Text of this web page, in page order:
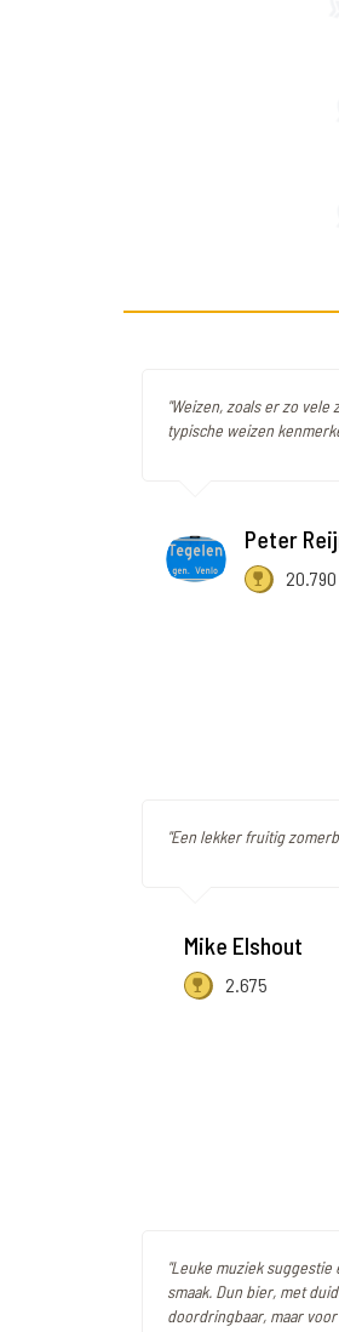
"Weizen, zoals er zo
typische weizen
Peter
20.790
"Een lekker fruitig
Mike Elshout
2.675
"Leuke muziek
smaak. Dun bier, met
doordringbaar, maar